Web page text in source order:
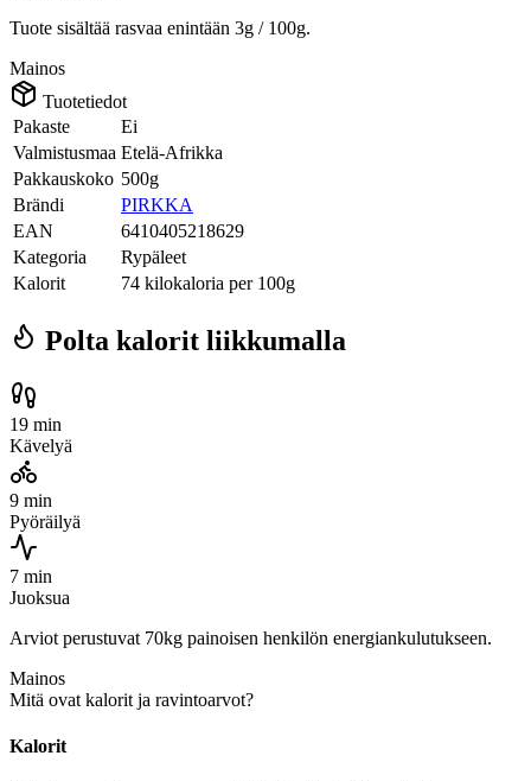
Tuote sisältää rasvaa enintään 3g / 100g.
Mainos
Tuotetiedot
Pakaste
Ei
Valmistusmaa Etelä-Afrikka
Pakkauskoko 500g
Brändi
PIRKKA
EAN
6410405218629
Kategoria
Rypäleet
Kalorit
74 kilokaloria per 100g
Polta kalorit liikkumalla
19 min
Kävelyä
9 min
Pyöräilyä
7 min
Juoksua
Arviot perustuvat 70kg painoisen henkilön energiankulutukseen.
Mainos
Mitä ovat kalorit ja ravintoarvot?
Kalorit